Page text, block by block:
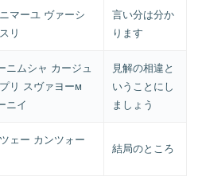
マーユ ヴァーシ
リ
言い分は分か
ります
ニムシャ カージュ
リ スヴァヨーм
ニイ
見解の相違と
いうことにし
ましょう
ェー カンツォー
結局のところ